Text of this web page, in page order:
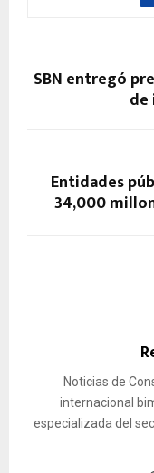
SBN entregó
de
Entidades
34,000
Noticias de
internacional
especializada del